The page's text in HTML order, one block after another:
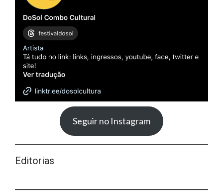
Seguir no Instagram
Editorias